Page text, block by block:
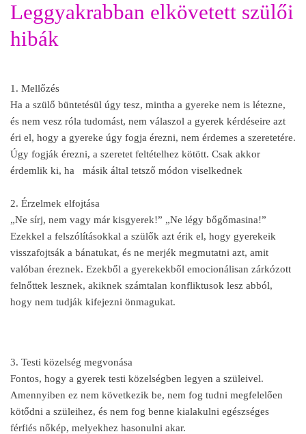
Leggyakrabban elkövetett szülői
hibák
1. Mellőzés
Ha a szülő büntetésül úgy tesz, mintha a gyereke nem is létezne,
és nem vesz róla tudomást, nem válaszol a gyerek kérdéseire azt
éri el, hogy a gyereke úgy fogja érezni, nem érdemes a szeretetére.
Úgy fogják érezni, a szeretet feltételhez kötött. Csak akkor
érdemlik ki, ha másik által tetsző módon viselkednek
2. Érzelmek elfojtása
„Ne sírj, nem vagy már kisgyerek!” „Ne légy bőgőmasina!”
Ezekkel a felszólításokkal a szülők azt érik el, hogy gyerekeik
visszafojtsák a bánatukat, és ne merjék megmutatni azt, amit
valóban éreznek. Ezekből a gyerekekből emocionálisan zárkózott
felnőttek lesznek, akiknek számtalan konfliktusok lesz abból,
hogy nem tudják kifejezni önmagukat.
3. Testi közelség megvonása
Fontos, hogy a gyerek testi közelségben legyen a szüleivel.
Amennyiben ez nem következik be, nem fog tudni megfelelően
kötődni a szüleihez, és nem fog benne kialakulni egészséges
férfiés nőkép, melyekhez hasonulni akar.